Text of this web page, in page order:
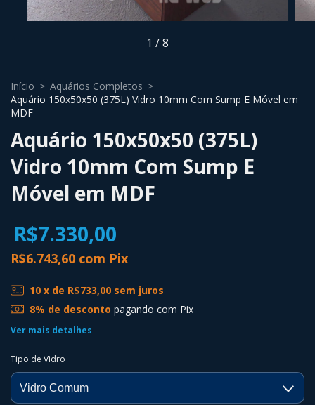
1 /8
Início > Aquários Completos >
Aquário 150x50x50 (375L) Vidro 10mm Com Sump E Móvel em
MDF
Aquário 150x50x50 (375L)
Vidro 10mm Com Sump E
Móvel em MDF
R$7.330,00
R$6.743,60 com Pix
10 x de R$733,00 sem juros
8% de desconto pagando com Pix
Ver mais detalhes
Tipo de Vidro